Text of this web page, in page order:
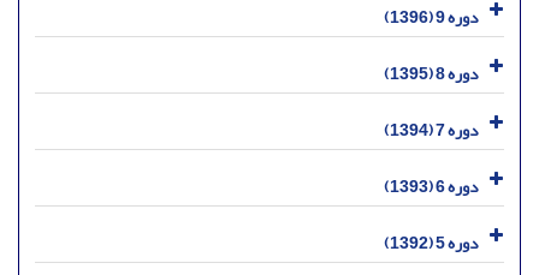
دوره 9 (1396)
دوره 8 (1395)
دوره 7 (1394)
دوره 6 (1393)
دوره 5 (1392)